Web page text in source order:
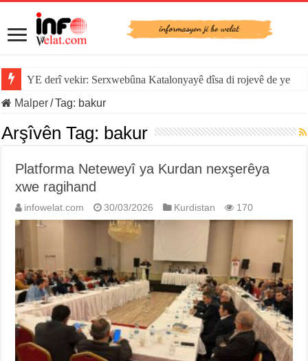
YE derî vekir: Serxwebûna Katalonyayê dîsa di rojevê de ye
Malper/Tag: bakur
Arşîvên Tag: bakur
Platforma Neteweyî ya Kurdan nexşerêya
xwe ragihand
infowelat.com 30/03/2026 Kurdistan 170